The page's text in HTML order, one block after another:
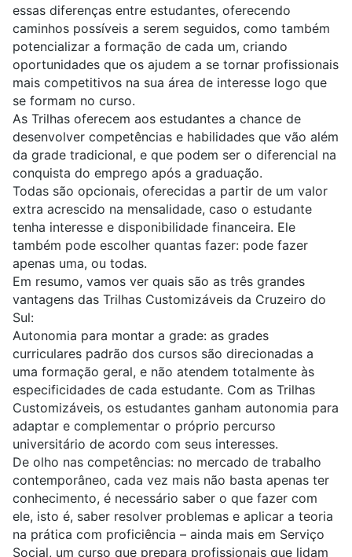
essas diferenças entre estudantes, oferecendo
caminhos possíveis a serem seguidos, como também
potencializar a formação de cada um, criando
oportunidades que os ajudem a se tornar profissionais
mais competitivos na sua área de interesse logo que
se formam no curso.
As Trilhas oferecem aos estudantes a chance de
desenvolver competências e habilidades que vão além
da grade tradicional, e que podem ser o diferencial na
conquista do emprego após a graduação.
Todas são opcionais, oferecidas a partir de um valor
extra acrescido na mensalidade, caso o estudante
tenha interesse e disponibilidade financeira. Ele
também pode escolher quantas fazer: pode fazer
apenas uma, ou todas.
Em resumo, vamos ver quais são as três grandes
vantagens das Trilhas Customizáveis da Cruzeiro do
Sul:
Autonomia para montar a grade: as grades
curriculares padrão dos cursos são direcionadas a
uma formação geral, e não atendem totalmente às
especificidades de cada estudante. Com as Trilhas
Customizáveis, os estudantes ganham autonomia para
adaptar e complementar o próprio percurso
universitário de acordo com seus interesses.
De olho nas competências: no mercado de trabalho
contemporâneo, cada vez mais não basta apenas ter
conhecimento, é necessário saber o que fazer com
ele, isto é, saber resolver problemas e aplicar a teoria
na prática com proficiência – ainda mais em Serviço
Social, um curso que prepara profissionais que lidam